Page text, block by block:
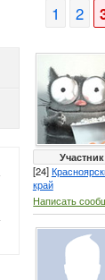
1
2
Участник
[24]
край
Написать